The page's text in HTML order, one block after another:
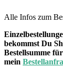
Alle Infos zum
bekommst Du
Bestellsumme
mein